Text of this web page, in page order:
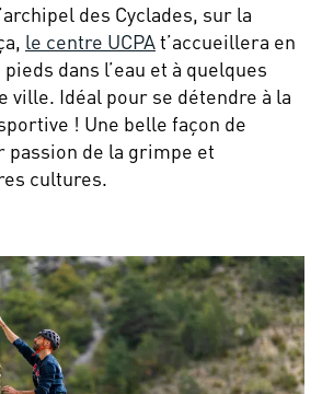
des Cyclades, sur la
le centre UCPAt’accueillera en
dans l’eau et à quelques
ville. Idéal pour se détendre à la
! Une belle façon de
passion de la grimpe et
cultures.